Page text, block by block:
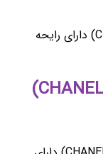
شنل بلو د شنل (CHANEL Bleu de CHANEL) دارای رایحه
کدام سری عطر و ادکلن زنانه (CHANEL)